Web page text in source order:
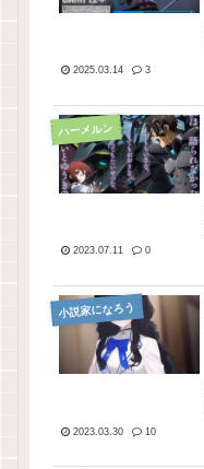
2025.03.14 3
ハーメルン
2023.07.11 0
小説家になろう
2023.03.30 10